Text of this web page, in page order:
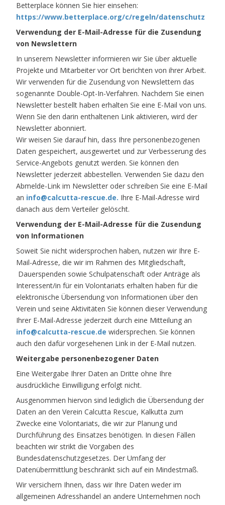
Betterplace können Sie hier einsehen:
https://www.betterplace.org/c/regeln/datenschutz
Verwendung der E-Mail-Adresse für die Zusendung
von Newslettern
In unserem Newsletter informieren wir Sie über aktuelle
Projekte und Mitarbeiter vor Ort berichten von ihrer Arbeit.
Wir verwenden für die Zusendung von Newslettern das
sogenannte Double-Opt-In-Verfahren. Nachdem Sie einen
Newsletter bestellt haben erhalten Sie eine E-Mail von uns.
Wenn Sie den darin enthaltenen Link aktivieren, wird der
Newsletter abonniert.
Wir weisen Sie darauf hin, dass Ihre personenbezogenen
Daten gespeichert, ausgewertet und zur Verbesserung des
Service-Angebots genutzt werden. Sie können den
Newsletter jederzeit abbestellen. Verwenden Sie dazu den
Abmelde-Link im Newsletter oder schreiben Sie eine E-Mail
an info@calcutta-rescue.de. Ihre E-Mail-Adresse wird
danach aus dem Verteiler gelöscht.
Verwendung der E-Mail-Adresse für die Zusendung
von Informationen
Soweit Sie nicht widersprochen haben, nutzen wir Ihre E-
Mail-Adresse, die wir im Rahmen des Mitgliedschaft,
Dauerspenden sowie Schulpatenschaft oder Anträge als
Interessent/in für ein Volontariats erhalten haben für die
elektronische Übersendung von Informationen über den
Verein und seine Aktivitäten Sie können dieser Verwendung
Ihrer E-Mail-Adresse jederzeit durch eine Mitteilung an
info@calcutta-rescue.de widersprechen. Sie können
auch den dafür vorgesehenen Link in der E-Mail nutzen.
Weitergabe personenbezogener Daten
Eine Weitergabe Ihrer Daten an Dritte ohne Ihre
ausdrückliche Einwilligung erfolgt nicht.
Ausgenommen hiervon sind lediglich die Übersendung der
Daten an den Verein Calcutta Rescue, Kalkutta zum
Zwecke eine Volontariats, die wir zur Planung und
Durchführung des Einsatzes benötigen. In diesen Fällen
beachten wir strikt die Vorgaben des
Bundesdatenschutzgesetzes. Der Umfang der
Datenübermittlung beschränkt sich auf ein Mindestmaß.
Wir versichern Ihnen, dass wir Ihre Daten weder im
allgemeinen Adresshandel an andere Unternehmen noch